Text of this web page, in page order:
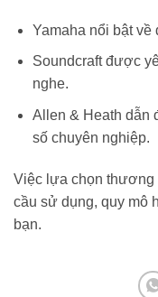
Yamaha nổi bật về
Soundcraft được
nghe.
Allen & Heath dẫn
số chuyên nghiệp.
Việc lựa chọn thương
cầu sử dụng, quy mô
bạn.